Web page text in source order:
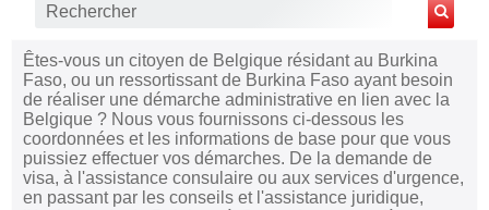
Êtes-vous un citoyen de Belgique résidant au Burkina
Faso, ou un ressortissant de Burkina Faso ayant besoin
de réaliser une démarche administrative en lien avec la
Belgique ? Nous vous fournissons ci-dessous les
coordonnées et les informations de base pour que vous
puissiez effectuer vos démarches. De la demande de
visa, à l'assistance consulaire ou aux services d'urgence,
en passant par les conseils et l'assistance juridique,